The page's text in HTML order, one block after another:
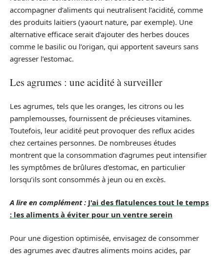
accompagner d’aliments qui neutralisent l’acidité, comme
des produits laitiers (yaourt nature, par exemple). Une
alternative efficace serait d’ajouter des herbes douces
comme le basilic ou l’origan, qui apportent saveurs sans
agresser l’estomac.
Les agrumes : une acidité à surveiller
Les agrumes, tels que les oranges, les citrons ou les
pamplemousses, fournissent de précieuses vitamines.
Toutefois, leur acidité peut provoquer des reflux acides
chez certaines personnes. De nombreuses études
montrent que la consommation d’agrumes peut intensifier
les symptômes de brûlures d’estomac, en particulier
lorsqu’ils sont consommés à jeun ou en excès.
A lire en complément : J'ai des flatulences tout le temps
: les aliments à éviter pour un ventre serein
Pour une digestion optimisée, envisagez de consommer
des agrumes avec d’autres aliments moins acides, par